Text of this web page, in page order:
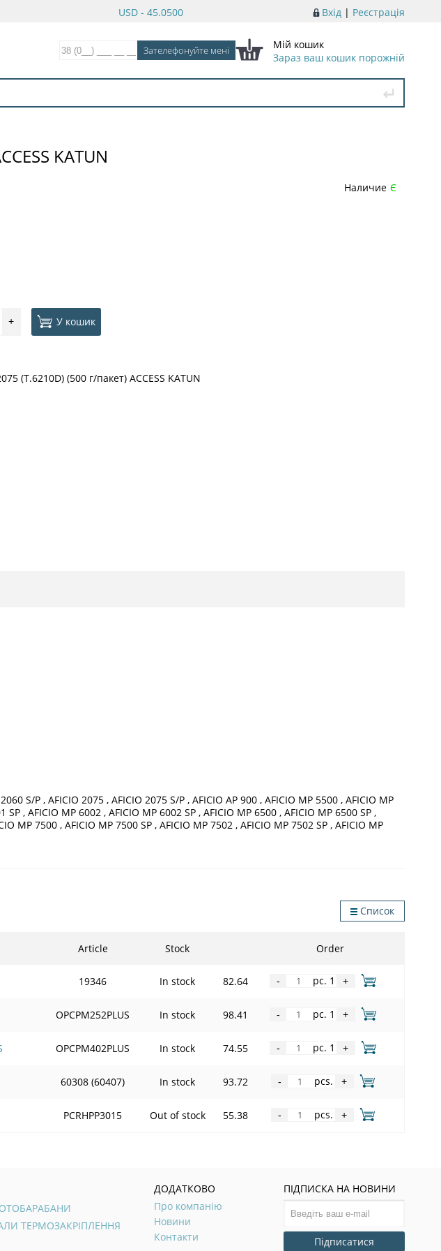
Вхід | Реєстрація
USD - 45.0500
Мій кошик
Зараз ваш кошик порожній
KATUN
Наличие Є
+ У кошик
(T.6210D) (500 г/пакет) ACCESS KATUN
S/P , AFICIO 2075 , AFICIO 2075 S/P , AFICIO AP 900 , AFICIO MP 5500 , AFICIO MP
, AFICIO MP 6002 , AFICIO MP 6002 SP , AFICIO MP 6500 , AFICIO MP 6500 SP ,
MP 7500 , AFICIO MP 7500 SP , AFICIO MP 7502 , AFICIO MP 7502 SP , AFICIO MP
Список
Article Stock Order
19346 In stock 82.64 - pc. 1 +
OPCPM252PLUS In stock 98.41 - pc. 1 +
OPCPM402PLUS In stock 74.55 - pc. 1 +
60308 (60407) In stock 93.72 - pcs. +
PCRHPP3015 Out of stock 55.38 - pcs. +
ТЕРМОЗАКРІПЛЕННЯ
ДОДАТКОВО
Про компанію
Новини
Контакти
ПІДПИСКА НА НОВИНИ
Підписатися